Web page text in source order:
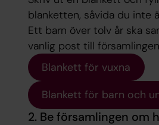
blanketten, såvida du inte
Ett barn över tolv år ska
vanlig post till
Blankett för vuxna
Blankett för barn och
2. Be församlingen om